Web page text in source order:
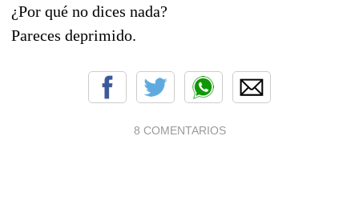
¿Por qué no dices nada?
Pareces deprimido.
8 COMENTARIOS